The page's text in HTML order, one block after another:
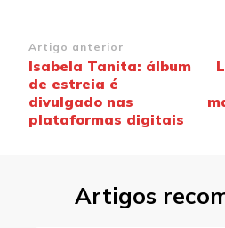
Navegação
de
post
Artigo anterior
Isabela Tanita: álbum
de estreia é
divulgado nas
plataformas digitais
Artigos